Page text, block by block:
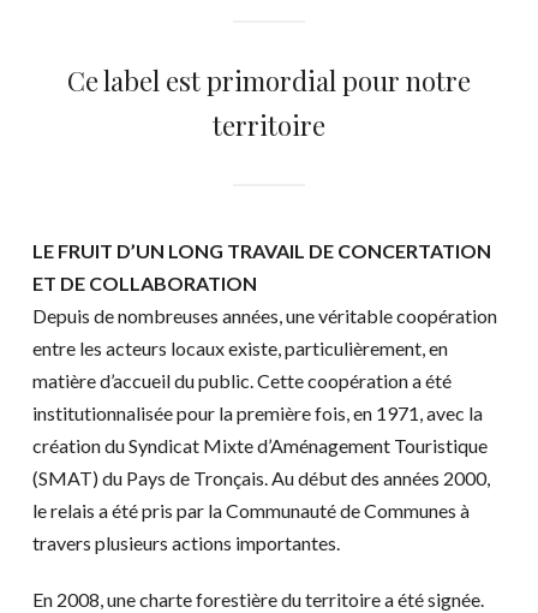
Ce label est primordial pour notre
territoire
LE FRUIT D’UN LONG TRAVAIL DE CONCERTATION
ET DE COLLABORATION
Depuis de nombreuses années, une véritable coopération
entre les acteurs locaux existe, particulièrement, en
matière d’accueil du public. Cette coopération a été
institutionnalisée pour la première fois, en 1971, avec la
création du Syndicat Mixte d’Aménagement Touristique
(SMAT) du Pays de Tronçais. Au début des années 2000,
le relais a été pris par la Communauté de Communes à
travers plusieurs actions importantes.
En 2008, une charte forestière du territoire a été signée.